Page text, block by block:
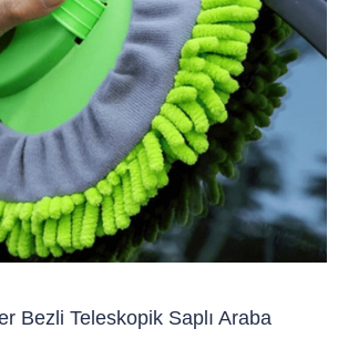
Bezli Teleskopik Saplı Araba